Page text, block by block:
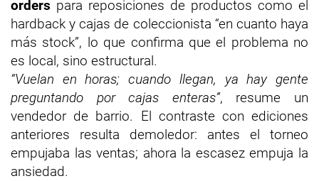
orders para reposiciones de productos como el
hardback y cajas de coleccionista “en cuanto haya
más stock”, lo que confirma que el problema no
es local, sino estructural.
“Vuelan en horas; cuando llegan, ya hay gente
preguntando por cajas enteras”, resume un
vendedor de barrio. El contraste con ediciones
anteriores resulta demoledor: antes el torneo
empujaba las ventas; ahora la escasez empuja la
ansiedad.